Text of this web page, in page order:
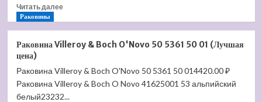
Читать далееПрочитать
Раковина
Jacob
Vox
80
EVC112-
Раковины
Раковина Villeroy & Boch O'Novo 50 5361 50 01 (Лучшая
цена)
Раковина Villeroy & Boch O'Novo 50 5361 50 014420.00 ₽
Раковина Villeroy & Boch O Novo 41625001 53 альпийский
белый23232...